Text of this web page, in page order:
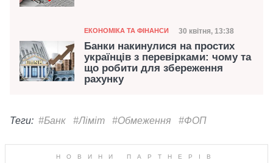
Категорія
ЕКОНОМІКА ТА ФІНАНСИ Дата публікації
30 квітня, 13:38
Банки накинулися на простих
українців з перевірками: чому та
що робити для збереження
рахунку
Теги: #Банк #Ліміт #Обмеження #ФОП